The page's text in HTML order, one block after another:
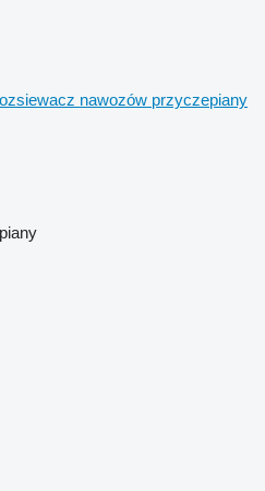
nawozów przyczepiany